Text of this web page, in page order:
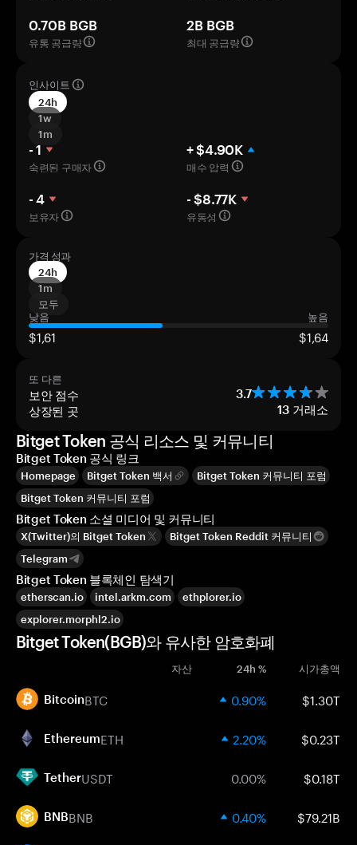
0.70B BGB
유통 공급량
2B BGB
최대 공급량
인사이트
24h
1w
1m
- 1
숙련된 구매자
+ $4.90K
매수 압력
- 4
보유자
- $8.77K
유동성
가격 성과
24h
1m
모두
낮음
높음
$1,61 $1,64
또 다른
보안 점수 3.7
상장된 곳 13 거래소
Bitget Token 공식 리소스 및 커뮤니티
Bitget Token 공식 링크
Homepage Bitget Token 백서
Bitget Token 커뮤니티 포럼
Bitget Token 커뮤니티 포럼
Bitget Token 소셜 미디어 및 커뮤니티
X(Twitter)의 Bitget Token
Bitget Token Reddit 커뮤니티
Telegram
Bitget Token 블록체인 탐색기
etherscan.io intel.arkm.com
ethplorer.io
explorer.morphl2.io
Bitget Token(BGB)와 유사한 암호화폐
자산 24h % 시가총액
BitcoinBTC 0.90% $1.30T
EthereumETH 2.20% $0.23T
TetherUSDT 0.00% $0.18T
BNBBNB 0.40% $79.21B